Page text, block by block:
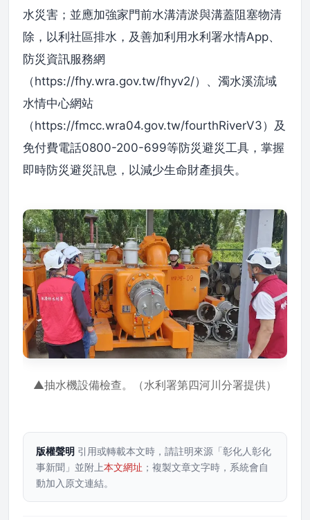
水災害；並應加強家門前水溝清淤與溝蓋阻塞物清
除，以利社區排水，及善加利用水利署水情App、
防災資訊服務網
（https://fhy.wra.gov.tw/fhyv2/）、濁水溪流域
水情中心網站
（https://fmcc.wra04.gov.tw/fourthRiverV3）及
免付費電話0800-200-699等防災避災工具，掌握
即時防災避災訊息，以減少生命財產損失。
▲抽水機設備檢查。（水利署第四河川分署提供）
版權聲明 引用或轉載本文時，請註明來源「彰化人彰化
事新聞」並附上本文網址 ；複製文章文字時，系統會自
動加入原文連結。